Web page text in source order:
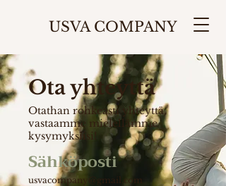
USVA COMPANY
Ota yhteyttä
Otathan rohkeasti yhteyttä,
vastaamme mielellämme
kysymyksiisi!
Sähköposti
usvacompany@gmail.com